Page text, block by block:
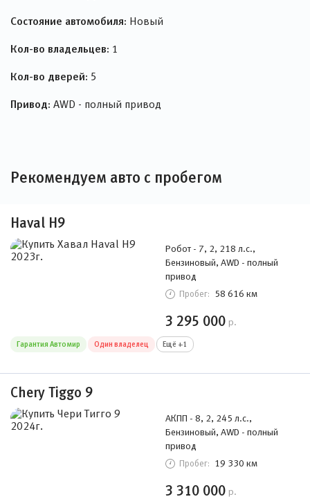
Состояние автомобиля: Новый
Кол-во владельцев: 1
Кол-во дверей: 5
Привод: AWD - полный привод
Рекомендуем авто с пробегом
Haval H9
Робот - 7, 2, 218 л.с.,
Бензиновый, AWD - полный
привод
Пробег: 58 616 км
3 295 000 р.
Гарантия Автомир Один владелец Ещё +1
Chery Tiggo 9
АКПП - 8, 2, 245 л.с.,
Бензиновый, AWD - полный
привод
Пробег: 19 330 км
3 310 000 р.